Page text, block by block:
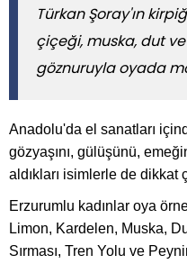
Türkan Şoray'ın
çiçeği, muska, dut
göznuruyla oyada
Anadolu'da el sanatları
gözyaşını, gülüşünü,
aldıkları isimlerle de dikkat
Erzurumlu kadınlar oya
Limon, Kardelen, Muska,
Sırması, Tren Yolu ve